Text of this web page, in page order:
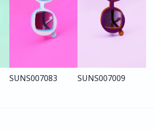
SUNS007083 SUNS007009